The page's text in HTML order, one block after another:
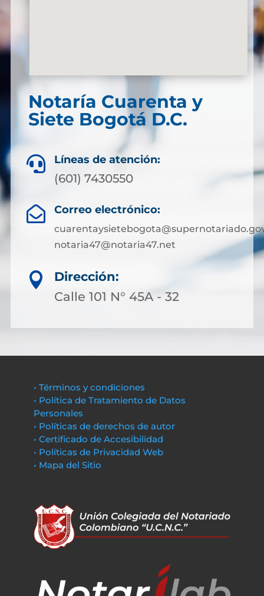
Notaría Cuarenta y
Siete Bogotá D.C.
 Líneas de atención:
(601) 7430550
 Correo electrónico:
notaria47@notaria47.net

Dirección:
Calle 101 N° 45A - 32
• Términos y condiciones
• Política de Tratamiento de Datos
Personales
• Políticas de derechos de autor
• Certificado de Accesibilidad
• Políticas de Privacidad Web
• Mapa del Sitio